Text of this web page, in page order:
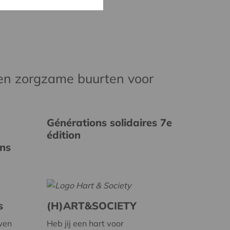
zorgzame buurten voor
Générations solidaires 7e
édition
(H)ART&SOCIETY
Heb jij een hart voor